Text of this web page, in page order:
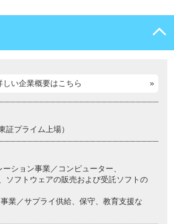
しい企業概要はこちら
証プライム上場）
ション事業／コンピューター、
ソフトウェアの販売および受託ソフトの
業／サプライ供給、保守、教育支援な